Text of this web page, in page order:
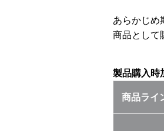
あらかじめ
商品として
製品購入時
商品ライ